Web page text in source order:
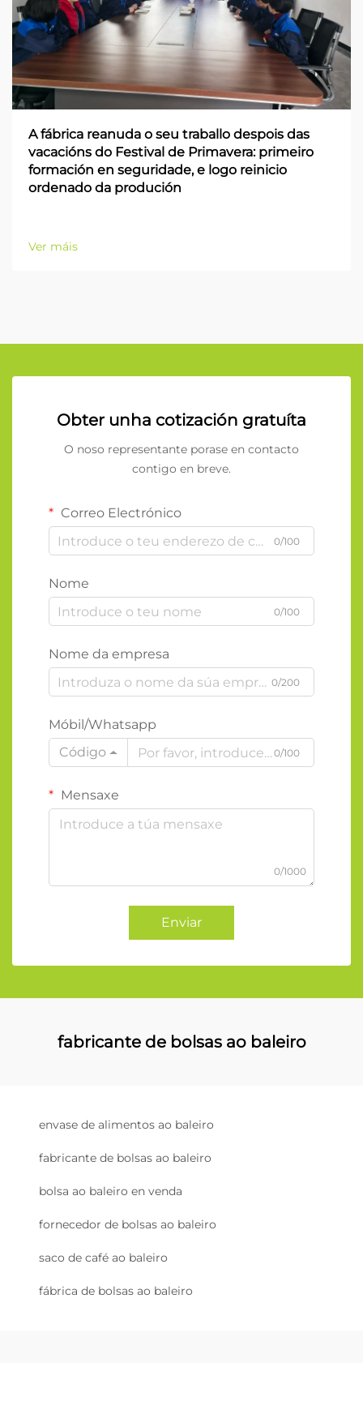
A fábrica reanuda o seu traballo despois das
vacacións do Festival de Primavera: primeiro
formación en seguridade, e logo reinicio
ordenado da produción
Ver máis
Obter unha cotización gratuíta
O noso representante porase en contacto
contigo en breve.
Correo Electrónico
0/100
Nome
0/100
Nome da empresa
0/200
Móbil/Whatsapp
Código
0/100
Mensaxe
0/1000
Enviar
fabricante de bolsas ao baleiro
envase de alimentos ao baleiro
fabricante de bolsas ao baleiro
bolsa ao baleiro en venda
fornecedor de bolsas ao baleiro
saco de café ao baleiro
fábrica de bolsas ao baleiro